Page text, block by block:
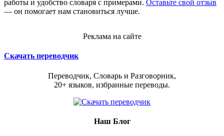
работы и удобство словаря с примерами. Оставьте свой отзыв
— он помогает нам становиться лучше.
Реклама на сайте
Скачать переводчик
Переводчик, Словарь и Разговорник,
20+ языков, избранные переводы.
Наш Блог